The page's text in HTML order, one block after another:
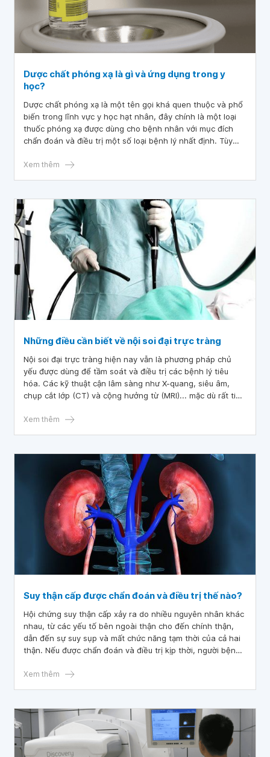
Dược chất phóng xạ là gì và ứng dụng trong y
học?
Dược chất phóng xạ là một tên gọi khá quen thuộc và phổ
biến trong lĩnh vực y học hạt nhân, đây chính là một loại
thuốc phóng xạ được dùng cho bệnh nhân với mục đích
chẩn đoán và điều trị một số loại bệnh lý nhất định. Tùy
thể có một số đặc điểm nhất định để cụ thể hóa chẩn
Xem thêm
Những điều cần biết về nội soi đại trực tràng
Nội soi đại trực tràng hiện nay vẫn là phương pháp chủ
yếu được dùng để tầm soát và điều trị các bệnh lý tiêu
hóa. Các kỹ thuật cận lâm sàng như X-quang, siêu âm,
chụp cắt lớp (CT) và cộng hưởng từ (MRI)... mặc dù rất tiên
đại tràng, bởi không đạt được độ chính xác cao.
Xem thêm
Suy thận cấp được chẩn đoán và điều trị thế nào?
Hội chứng suy thận cấp xảy ra do nhiều nguyên nhân khác
nhau, từ các yếu tố bên ngoài thận cho đến chính thận,
dẫn đến sự suy sụp và mất chức năng tạm thời của cả hai
thận. Nếu được chẩn đoán và điều trị kịp thời, người bệnh
rất cao nếu để lâu và không điều trị đúng cách.
Xem thêm